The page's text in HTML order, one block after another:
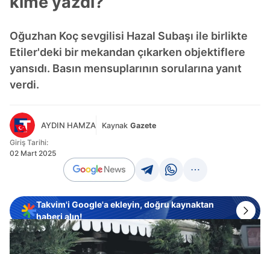
Oğuzhan Koç sevgilisi Hazal Subaşı ile birlikte
Etiler'deki bir mekandan çıkarken objektiflere
yansıdı. Basın mensuplarının sorularına yanıt
verdi.
AYDIN HAMZA Kaynak Gazete
Giriş Tarihi:
02 Mart 2025
Takvim'i Google'a ekleyin, doğru kaynaktan
haberi alın!